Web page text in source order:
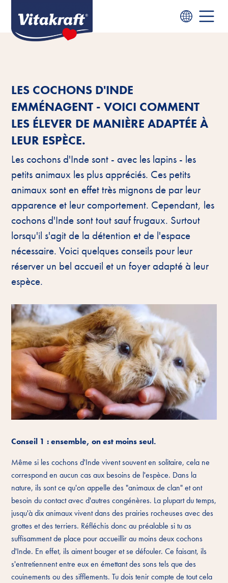
LES COCHONS D'INDE
EMMÉNAGENT - VOICI COMMENT
LES ÉLEVER DE MANIÈRE ADAPTÉE À
LEUR ESPÈCE.
Les cochons d'Inde sont - avec les lapins - les
petits animaux les plus appréciés. Ces petits
animaux sont en effet très mignons de par leur
apparence et leur comportement. Cependant, les
cochons d'Inde sont tout sauf frugaux. Surtout
lorsqu'il s'agit de la détention et de l'espace
nécessaire. Voici quelques conseils pour leur
réserver un bel accueil et un foyer adapté à leur
espèce.
Conseil 1 : ensemble, on est moins seul.
Même si les cochons d'Inde vivent souvent en solitaire, cela ne
correspond en aucun cas aux besoins de l'espèce. Dans la
nature, ils sont ce qu'on appelle des "animaux de clan" et ont
besoin du contact avec d'autres congénères. La plupart du temps,
jusqu'à dix animaux vivent dans des prairies rocheuses avec des
grottes et des terriers. Réfléchis donc au préalable si tu as
suffisamment de place pour accueillir au moins deux cochons
d'Inde. En effet, ils aiment bouger et se défouler. Ce faisant, ils
s'entretiennent entre eux en émettant des sons tels que des
couinements ou des sifflements. Tu dois tenir compte de tout cela